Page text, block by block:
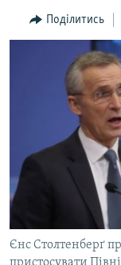
ВСЕ ЗА ДЕНЬ
СПЕЦПРОЕКТИ
ДЕПОРТАЦІЯ
ВІДЕОУРОКИ
СВІДЧЕННЯ
УКРАЇНСЬКА
ЯК ОБІЙТИ
Qırımtatar
ДОЛУЧАЙСЯ!
Поділитись
Єнс Столтенберґ